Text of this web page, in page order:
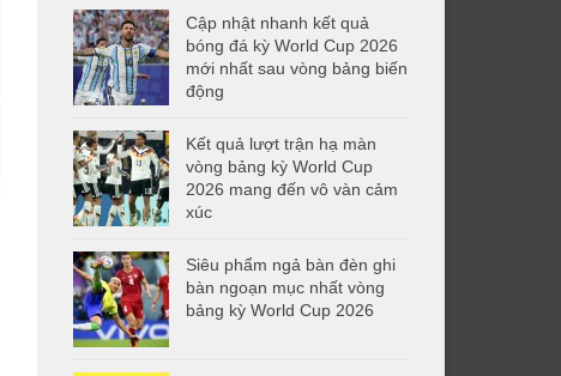
Cập nhật nhanh kết quả
bóng đá kỳ World Cup 2026
mới nhất sau vòng bảng biến
động
Kết quả lượt trận hạ màn
vòng bảng kỳ World Cup
2026 mang đến vô vàn cảm
xúc
Siêu phẩm ngả bàn đèn ghi
bàn ngoạn mục nhất vòng
bảng kỳ World Cup 2026